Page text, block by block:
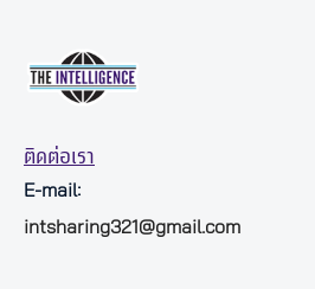
ติดต่อเรา
E-mail:
intsharing321@gmail.com